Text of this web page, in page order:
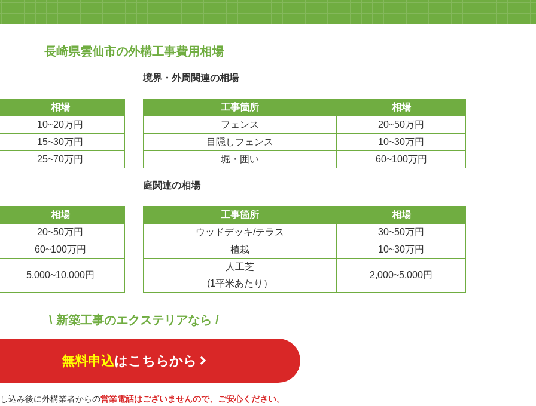
長崎県雲仙市の外構工事費用相場
相場
10~20万円
15~30万円
25~70万円
境界・外周関連の相場
工事箇所
相場
フェンス
20~50万円
目隠しフェンス
10~30万円
堀・囲い
60~100万円
相場
20~50万円
60~100万円
5,000~10,000円
庭関連の相場
工事箇所
相場
ウッドデッキ/テラス
30~50万円
植栽
10~30万円
人工芝
(1平米あたり）
2,000~5,000円
\ 新築工事のエクステリアなら /
無料申込はこちらから
込み後に外構業者からの営業電話はございませんので、ご安心ください。